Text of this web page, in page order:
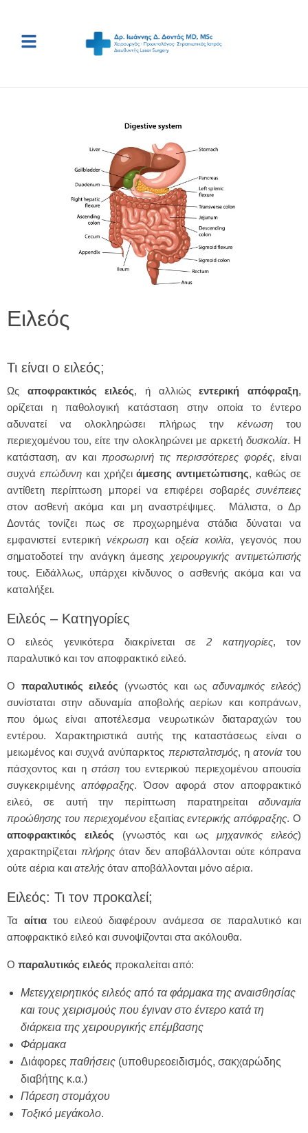
Ειλεός
Τι είναι ο ειλεός;
Ως αποφρακτικός ειλεός, ή αλλιώςεντερική απόφραξη,
ορίζεται η παθολογική κατάσταση στην οποία το έντερο
αδυνατεί να ολοκληρώσει πλήρως την κένωσητου
περιεχομένου του, είτε την ολοκληρώνει με αρκετή δυσκολία. Η
κατάσταση, αν και προσωρινή τις περισσότερες φορές, είναι
συχνά επώδυνηκαι χρήζειάμεσης αντιμετώπισης, καθώς σε
αντίθετη περίπτωση μπορεί να επιφέρει σοβαρές συνέπειες
στον ασθενή ακόμα και μη αναστρέψιμες. Μάλιστα, ο Δρ
Δοντάς τονίζει πως σε προχωρημένα στάδια δύναται να
εμφανιστεί εντερικήνέκρωση και οξεία κοιλία, γεγονός που
σηματοδοτεί την ανάγκη άμεσης χειρουργικής αντιμετώπισής
τους. Ειδάλλως, υπάρχει κίνδυνος ο ασθενής ακόμα και να
καταλήξει.
Ειλεός – Κατηγορίες
Ο ειλεός γενικότερα διακρίνεται σε2 κατηγορίες, τον
παραλυτικό και τον αποφρακτικό ειλεό.
Ο παραλυτικός ειλεός (γνωστός και ωςαδυναμικός ειλεός)
συνίσταται στην αδυναμία αποβολής αερίων και κοπράνων,
που όμως είναι αποτέλεσμα νευρωτικών διαταραχών του
εντέρου. Χαρακτηριστικά αυτής της καταστάσεως είναι ο
μειωμένος και συχνά ανύπαρκτος περισταλτισμός, η ατονίατου
πάσχοντος και ηστάση του εντερικού περιεχομένου απουσία
συγκεκριμένηςαπόφραξης. Όσον αφορά στον αποφρακτικό
ειλεό, σε αυτή την περίπτωση παρατηρείται αδυναμία
προώθησης του περιεχομένουεξαιτίαςεντερικής απόφραξης. Ο
αποφρακτικός ειλεός (γνωστός και ωςμηχανικός ειλεός)
χαρακτηρίζεται πλήρηςόταν δεν αποβάλλονται ούτε κόπρανα
ούτε αέρια και ατελής όταν αποβάλλονται μόνο αέρια.
Ειλεός: Τι τον προκαλεί;
Τα αίτια του ειλεού διαφέρουν ανάμεσα σε παραλυτικό και
αποφρακτικό ειλεό και συνοψίζονται στα ακόλουθα.
Ο παραλυτικός ειλεός προκαλείται από:
Μετεγχειρητικός ειλεός από τα φάρμακα της αναισθησίας
και τους χειρισμούς που έγιναν στο έντερο κατά τη
διάρκεια της χειρουργικής επέμβασης
Φάρμακα
Διάφορες παθήσεις (υποθυρεοειδισμός, σακχαρώδης
διαβήτης κ.α.)
Πάρεση στομάχου
Τοξικό μεγάκολο.